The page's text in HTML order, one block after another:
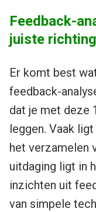
Feedback-
juiste richting
Er komt best
feedback-
dat je met deze
leggen. Vaak
het verzamelen
uitdaging ligt in
inzichten uit
van simpele